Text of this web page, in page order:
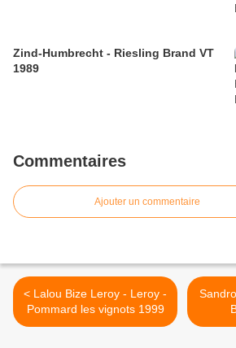
Zind-Humbrecht - Riesling Brand VT
1989
Commentaires
Ajouter un commentaire
< Lalou Bize Leroy - Leroy -
Pommard les vignots 1999